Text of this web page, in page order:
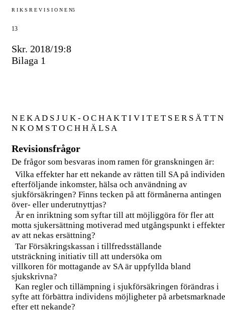
R I K S R E V I S I O N E N5
13
Skr. 2018/19:8
Bilaga 1
N E K A D S J U K - O C H A K T I V I T E T S E R S Ä T T
N K O M S T O C H H Ä L S A
Revisionsfrågor
De frågor som besvaras inom ramen för granskningen är:
Vilka effekter har ett nekande av rätten till SA på
efterföljande inkomster, hälsa och användning av
sjukförsäkringen? Finns tecken på att förmånerna antingen
över- eller underutnyttjas?
Är en inriktning som syftar till att möjliggöra för fler att
motta sjukersättning motiverad med utgångspunkt i
av att nekas ersättning?
Tar Försäkringskassan i tillfredsställande
utsträckning initiativ till att undersöka om
villkoren för mottagande av SA är uppfyllda bland
sjukskrivna?
Kan regler och tillämpning i sjukförsäkringen förändras i
syfte att förbättra individens möjligheter på
efter ett nekande?